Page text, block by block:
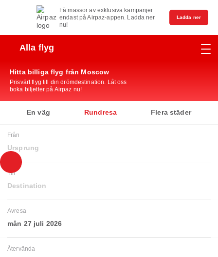
Få massor av exklusiva kampanjer
endast på Airpaz-appen. Ladda ner
nu!
Ladda ner
Alla flyg
Hitta billiga flyg från Moscow
Prisvärt flyg till din drömdestination. Låt oss
boka biljetter på Airpaz nu!
En väg Rundresa Flera städer
Från
Ursprung
Till
Destination
Avresa
mån 27 juli 2026
Återvända